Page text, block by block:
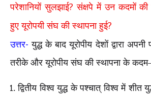
परेशानियों सुलझाई?संक्षपे में उन कदमों की
हुए यूरोपयी संघ की स्थापना हुई?
उत्तर- युद्ध के बाद यूरोपीय देशों द्वारा
तरीके और यूरोपीय संघ की स्थापना के
द्वितीय विश्व युद्ध के पश्चात् विश्व में